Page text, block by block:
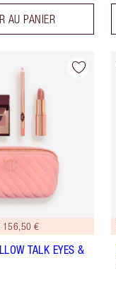
AU PANIER
156,50 €
TALK EYES &